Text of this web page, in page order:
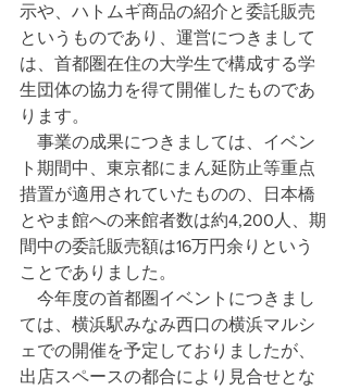
示や、ハトムギ商品の紹介と委託販売
というものであり、運営につきまして
は、首都圏在住の大学生で構成する学
生団体の協力を得て開催したものであ
ります。
事業の成果につきましては、イベン
ト期間中、東京都にまん延防止等重点
措置が適用されていたものの、日本橋
とやま館への来館者数は約4,200人、期
間中の委託販売額は16万円余りという
ことでありました。
今年度の首都圏イベントにつきまし
ては、横浜駅みなみ西口の横浜マルシ
ェでの開催を予定しておりましたが、
出店スペースの都合により見合せとな